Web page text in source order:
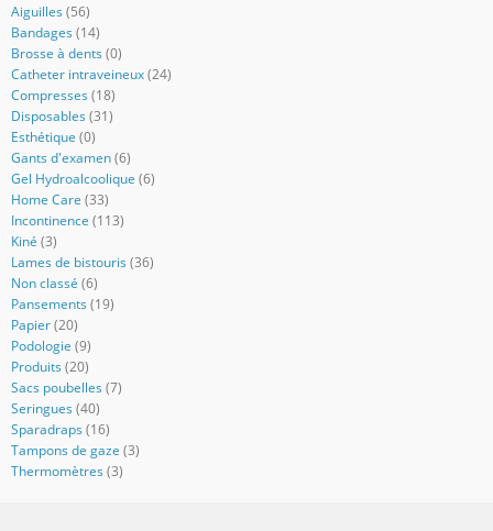
Aiguilles (56)
Bandages (14)
Brosse à dents (0)
Catheter intraveineux (24)
Compresses (18)
Disposables (31)
Esthétique (0)
Gants d'examen (6)
Gel Hydroalcoolique (6)
Home Care (33)
Incontinence (113)
Kiné (3)
Lames de bistouris (36)
Non classé (6)
Pansements (19)
Papier (20)
Podologie (9)
Produits (20)
Sacs poubelles (7)
Seringues (40)
Sparadraps (16)
Tampons de gaze (3)
Thermomètres (3)